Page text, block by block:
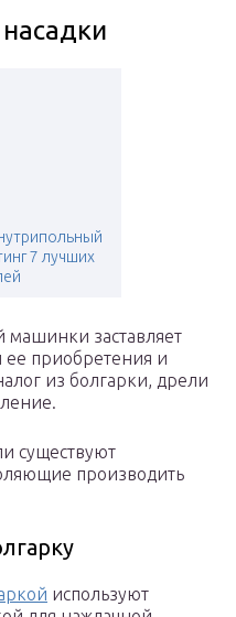
7 лучших
заставляет
ее приобретения и
из болгарки, дрели
существуют
производить
используют